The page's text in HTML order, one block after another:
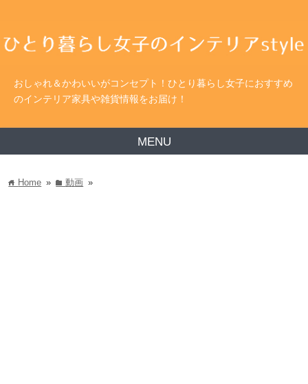
おしゃれ＆かわいいがコンセプト！ひとり暮らし女子におすすめ
のインテリア家具や雑貨情報をお届け！
MENU
home Home » folder動画 »